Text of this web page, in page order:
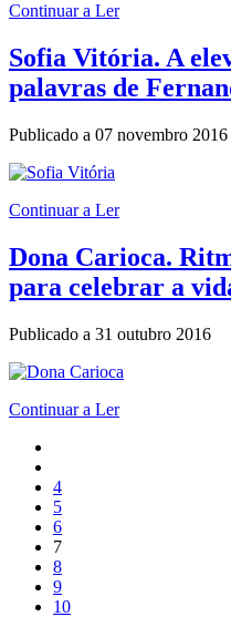
Continuar a Ler
Sofia Vitória. A
palavras de
Publicado a 07 novembro 2016
Continuar a Ler
Dona Carioca.
para celebrar a
Publicado a 31 outubro 2016
Continuar a Ler
4
5
6
7
8
9
10